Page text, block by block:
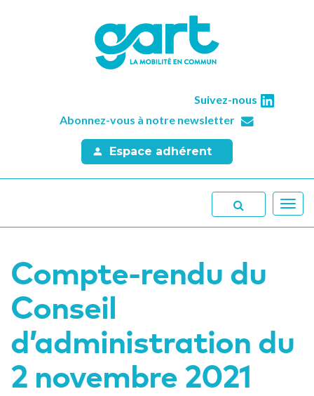
Suivez-nous
Abonnez-vous à notre newsletter
Espace adhérent
Compte-rendu du
Conseil
d’administration du
2 novembre 2021